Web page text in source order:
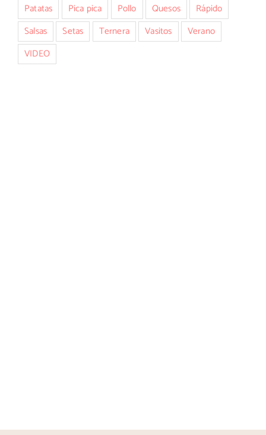
Patatas
Pica pica Pollo Quesos
Rápido
Salsas
Setas Ternera Vasitos
Verano
VIDEO